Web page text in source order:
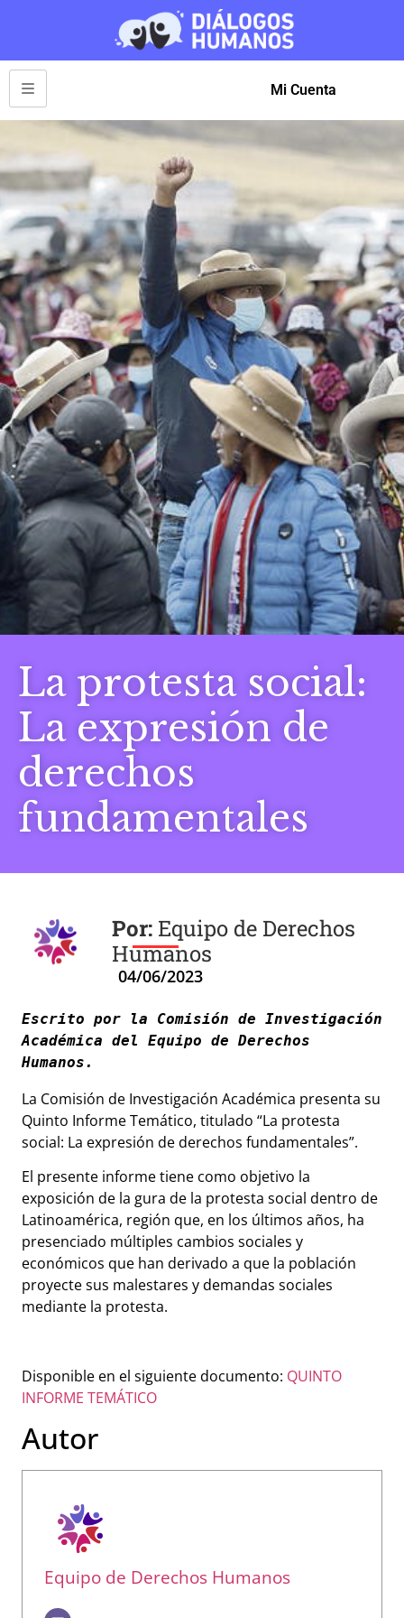
Mi Cuenta
La protesta social:
La expresión de
derechos
fundamentales
Equipo de Derechos
Humanos
Escrito por la Comisión de Investigación
Académica del Equipo de Derechos
Humanos.
La Comisión de Investigación Académica presenta su
Quinto Informe Temático, titulado “La protesta
social: La expresión de derechos fundamentales”.
El presente informe tiene como objetivo la
exposición de la gura de la protesta social dentro de
Latinoamérica, región que, en los últimos años, ha
presenciado múltiples cambios sociales y
económicos que han derivado a que la población
proyecte sus malestares y demandas sociales
mediante la protesta.
Disponible en el siguiente documento: QUINTO
INFORME TEMÁTICO
Autor
Equipo de Derechos Humanos
04/06/2023